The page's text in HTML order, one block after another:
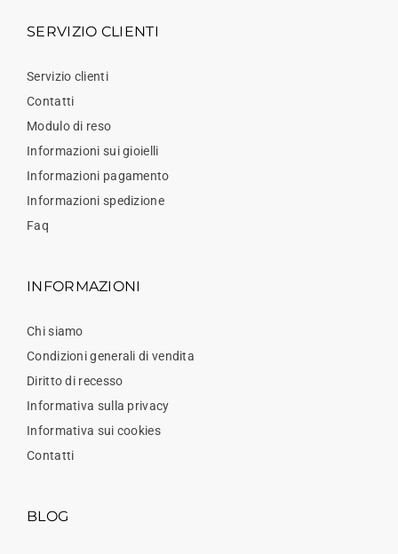
SERVIZIO CLIENTI
Servizio clienti
Contatti
Modulo di reso
Informazioni sui gioielli
Informazioni pagamento
Informazioni spedizione
Faq
INFORMAZIONI
Chi siamo
Condizioni generali di vendita
Diritto di recesso
Informativa sulla privacy
Informativa sui cookies
Contatti
BLOG